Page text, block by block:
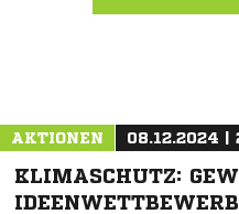
AKTIONEN 08.12.2024 |
KLIMASCHUTZ: